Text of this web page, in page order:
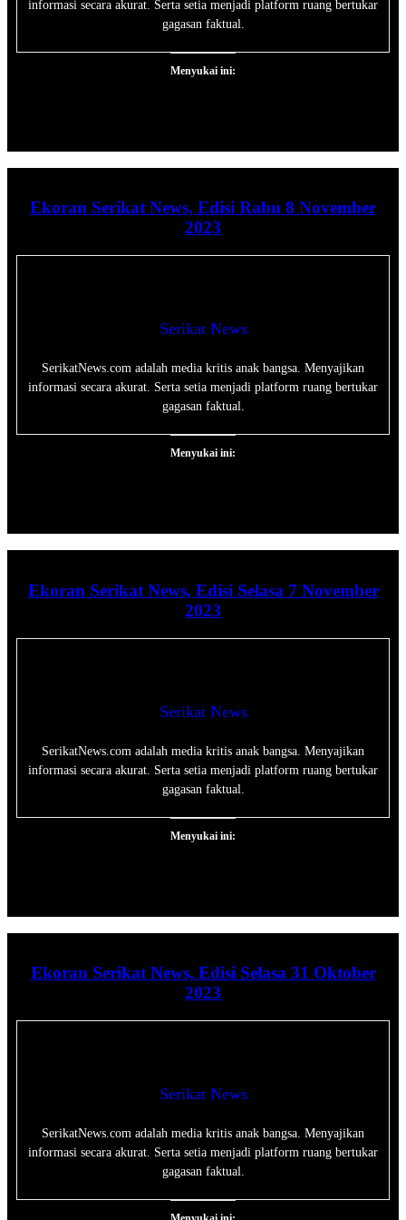
informasi secara akurat. Serta setia menjadi platform ruang bertukar
gagasan faktual.
Menyukai ini:
Ekoran Serikat News, Edisi Rabu 8 November
2023
Serikat News
SerikatNews.com adalah media kritis anak bangsa. Menyajikan
informasi secara akurat. Serta setia menjadi platform ruang bertukar
gagasan faktual.
Menyukai ini:
Ekoran Serikat News, Edisi Selasa 7 November
2023
Serikat News
SerikatNews.com adalah media kritis anak bangsa. Menyajikan
informasi secara akurat. Serta setia menjadi platform ruang bertukar
gagasan faktual.
Menyukai ini:
Ekoran Serikat News, Edisi Selasa 31 Oktober
2023
Serikat News
SerikatNews.com adalah media kritis anak bangsa. Menyajikan
informasi secara akurat. Serta setia menjadi platform ruang bertukar
gagasan faktual.